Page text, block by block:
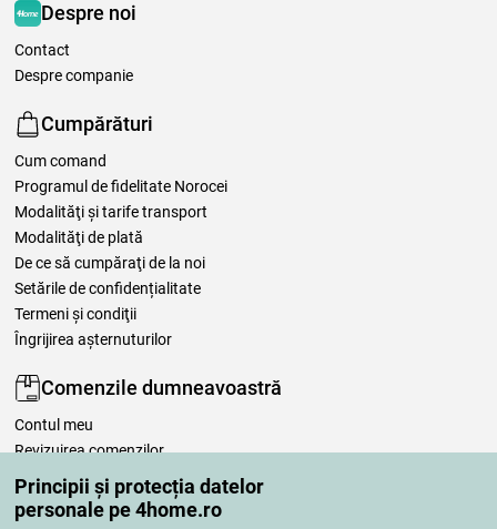
Principii și protecția datelor
personale pe 4home.ro
Despre noi
Contact
Despre companie
Cumpărături
Cum comand
Programul de fidelitate Norocei
Modalităţi şi tarife transport
Modalităţi de plată
De ce să cumpăraţi de la noi
Setările de confidențialitate
Termeni şi condiţii
Îngrijirea așternuturilor
Comenzile dumneavoastră
Contul meu
Revizuirea comenzilor
Reclamaţii
Retragere de la contract